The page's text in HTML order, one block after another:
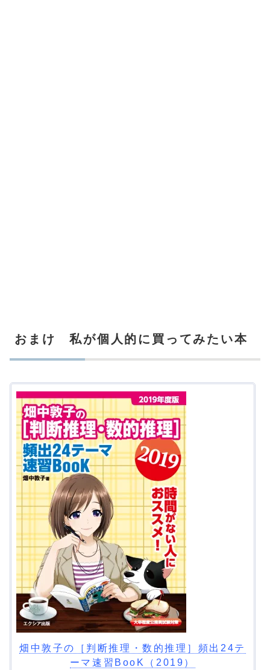
おまけ 私が個人的に買ってみたい本
畑中敦子の［判断推理・数的推理］頻出24テ
ーマ速習BooK（2019）